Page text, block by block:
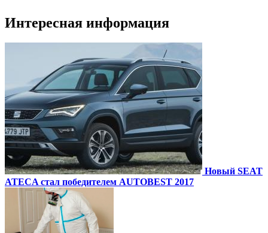
Интересная информация
Новый SEAT
ATECA стал победителем AUTOBEST 2017